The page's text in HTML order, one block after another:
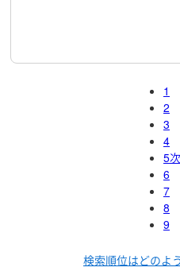
1
2
3
4
5
6
7
8
9
検索順位はどのよ